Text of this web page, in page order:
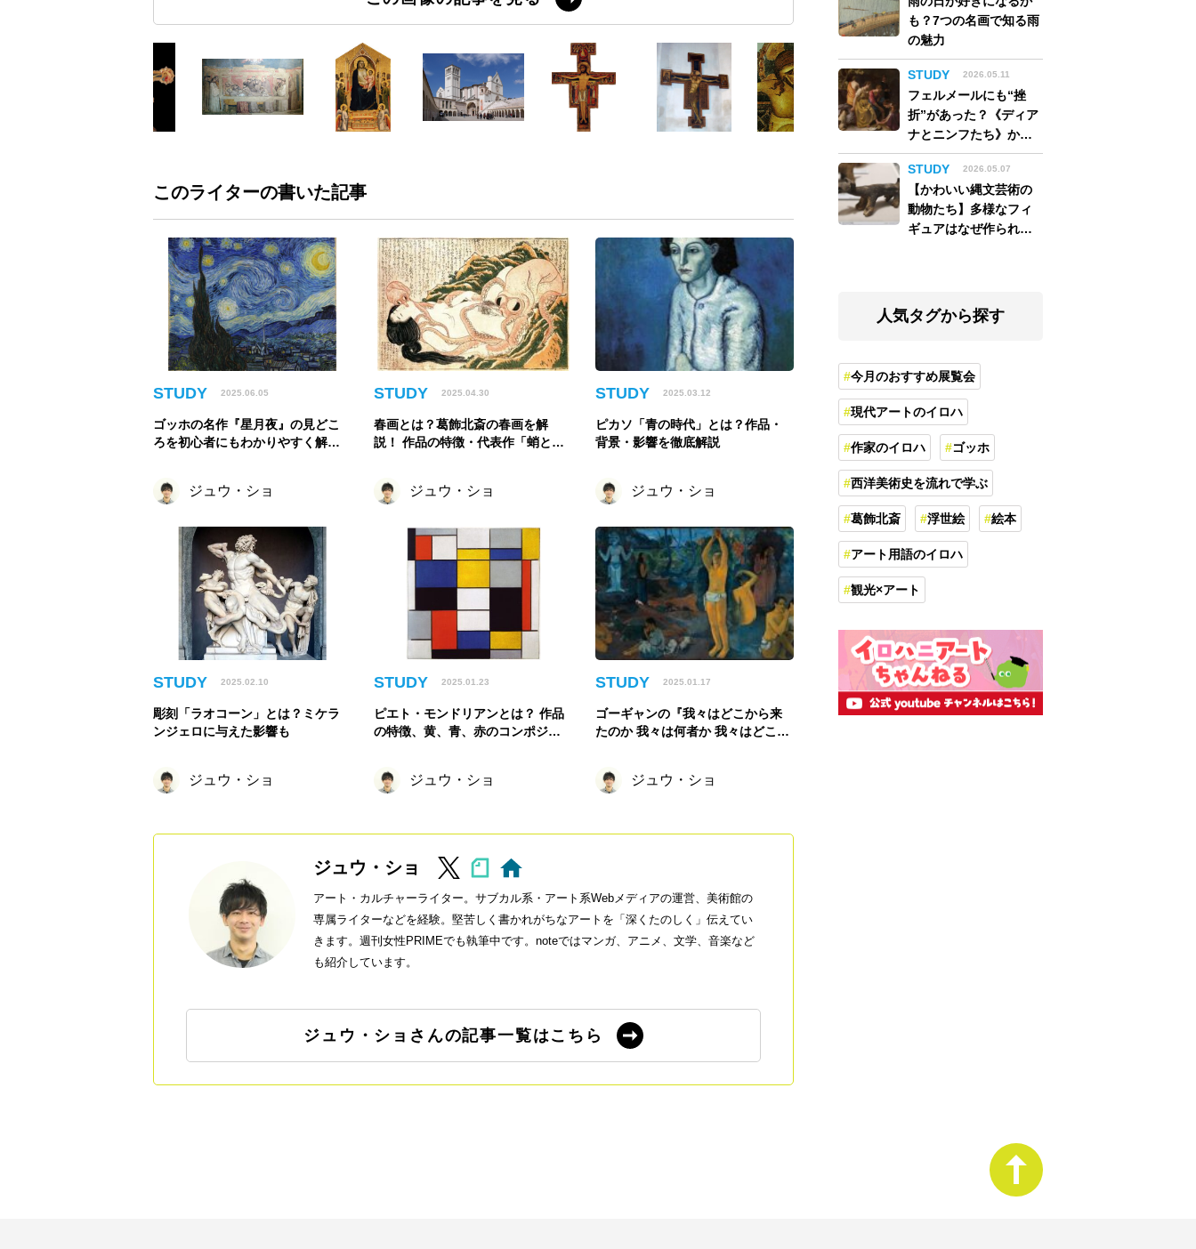
このライターの書いた記事
STUDY 2025.06.05
ゴッホの名作『星月夜』の見どこ
ろを初心者にもわかりやすく解
ジュウ・ショ
STUDY 2025.04.30
春画とは？葛飾北斎の春画を解
説！ 作品の特徴・代表作「蛸と海
ジュウ・ショ
STUDY 2025.03.12
ピカソ「青の時代」とは？作品・
背景・影響を徹底解説
ジュウ・ショ
STUDY 2025.02.10
彫刻「ラオコーン」とは？ミケラ
ンジェロに与えた影響も
ジュウ・ショ
STUDY 2025.01.23
ピエト・モンドリアンとは？ 作品
の特徴、黄、青、赤のコンポジシ
ジュウ・ショ
STUDY 2025.01.17
ゴーギャンの『我々はどこから来
たのか 我々は何者か 我々はどこへ
ジュウ・ショ
ジュウ・ショ
アート・カルチャーライター。サブカル系・アート系Webメディアの運営、美術館の
専属ライターなどを経験。堅苦しく書かれがちなアートを「深くたのしく」伝えてい
きます。週刊女性PRIMEでも執筆中です。noteではマンガ、アニメ、文学、音楽など
も紹介しています。
ジュウ・ショさんの記事一覧はこちら
河へ旅立つ。“観る”か
ら“体験する”展覧会
【角川武蔵野ミュージ
アム】
も？7つの名画で知る雨
の魅力
STUDY 2026.05.11
フェルメールにも“挫
折”があった？《ディア
ナとニンフたち》から
読み解く巨匠の夢
STUDY
2026.05.07
【かわいい縄文芸術の
動物たち】多様なフィ
ギュアはなぜ作られ
人気タグから探す
今月のおすすめ展覧会
現代アートのイロハ
作家のイロハ ゴッホ
西洋美術史を流れで学ぶ
葛飾北斎 浮世絵 絵本
アート用語のイロハ
観光×アート